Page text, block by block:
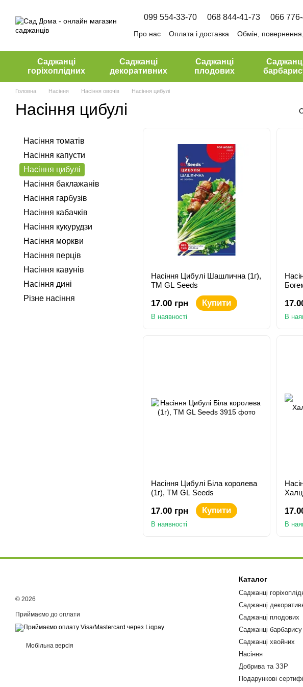
099 554-33-70 068 844-41-73 066
Про нас Оплата і доставка Обмін, повернення,
Саджанці
горіхоплідних
Саджанці
декоративних
Саджанці
плодових
Головна Насіння Насіння овочів Насіння цибулі
Насіння цибулі
Насіння Цибулі Шашлична (1г),
TM GL Seeds
17.00 грн Купити
В наявності В
Насіння Цибулі Бiла королева
(1г), TM GL Seeds
17.00 грн Купити
В наявності В
Насіння томатів
Насіння капусти
Насіння цибулі
Насіння баклажанів
Насіння гарбузів
Насіння кабачків
Насіння кукурудзи
Насіння моркви
Насіння перців
Насіння кавунів
Насіння дині
Різне насіння
© 2026
Приймаємо до оплати
Мобільна версія
Каталог
Саджанці
Саджанці
Саджанці плодових
Саджанці барбарису
Саджанці хвойних
Насіння
Добрива та ЗЗР
Подарункові